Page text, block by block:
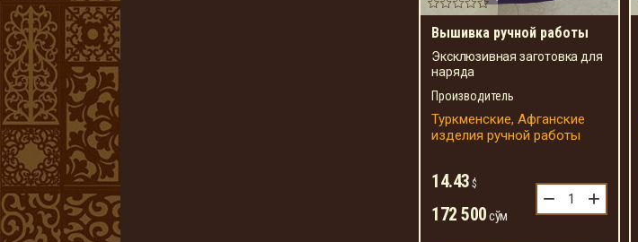
Вышивка ручной работы
Эксклюзивная заготовка для
наряда
Производитель
Туркменские, Афганские
изделия ручной работы
14.43 $
172 500сўм
− +